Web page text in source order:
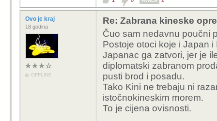
Ovo je kraj
18 godina
OFFLINE
Re: Zabrana kineske
Čuo sam nedavnu poučni
Postoje otoci koje i Japan
Japanac ga zatvori, jer je
diplomatski zabranom
pusti brod i posadu.
Tako Kini ne trebaju ni
istočnokineskim morem.
To je cijena ovisnosti.